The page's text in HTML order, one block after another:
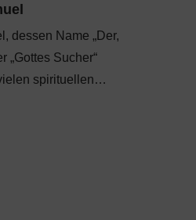
dessen Name „Der,
„Gottes Sucher“
spirituellen…